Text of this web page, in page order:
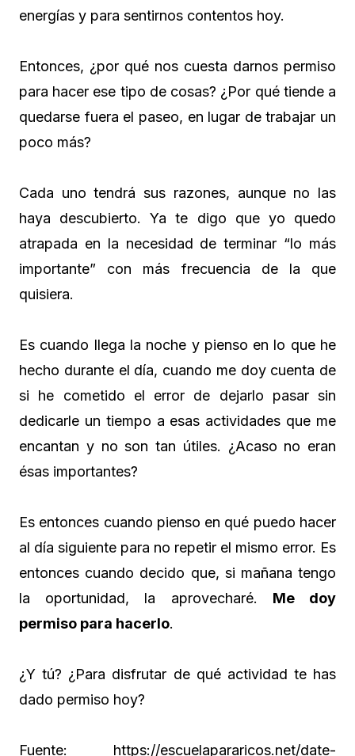
energías y para sentirnos contentos hoy.
Entonces, ¿por qué nos cuesta darnos permiso
para hacer ese tipo de cosas? ¿Por qué tiende a
quedarse fuera el paseo, en lugar de trabajar un
poco más?
Cada uno tendrá sus razones, aunque no las
haya descubierto. Ya te digo que yo quedo
atrapada en la necesidad de terminar “lo más
importante” con más frecuencia de la que
quisiera.
Es cuando llega la noche y pienso en lo que he
hecho durante el día, cuando me doy cuenta de
si he cometido el error de dejarlo pasar sin
dedicarle un tiempo a esas actividades que me
encantan y no son tan útiles. ¿Acaso no eran
ésas importantes?
Es entonces cuando pienso en qué puedo hacer
al día siguiente para no repetir el mismo error. Es
entonces cuando decido que, si mañana tengo
la oportunidad, la aprovecharé. Me doy
permiso para hacerlo.
¿Y tú? ¿Para disfrutar de qué actividad te has
dado permiso hoy?
Fuente: https://escuelapararicos.net/date-